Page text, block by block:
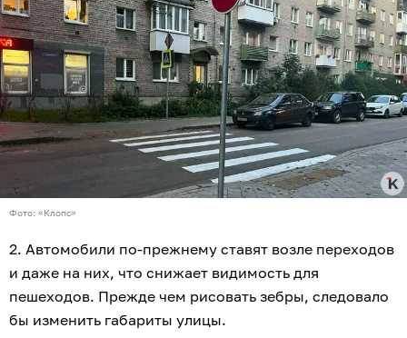
Фото: «Клопс»
2. Автомобили по-прежнему ставят возле переходов
и даже на них, что снижает видимость для
пешеходов. Прежде чем рисовать зебры, следовало
бы изменить габариты улицы.